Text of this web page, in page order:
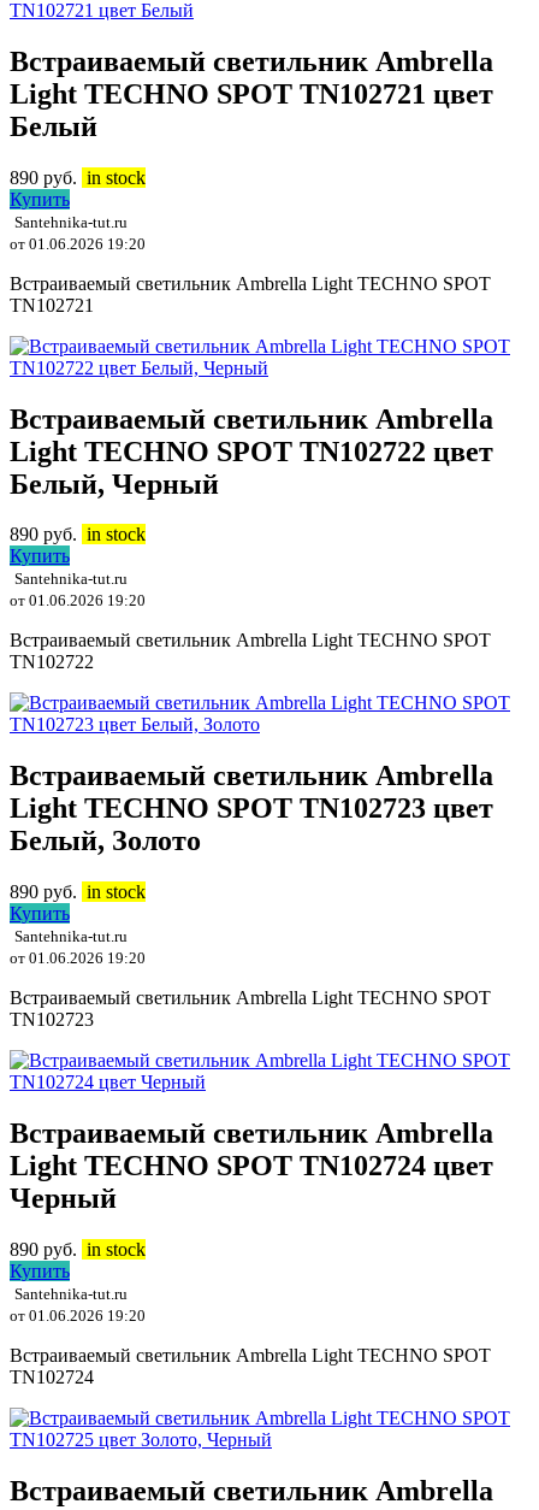
Встраиваемый светильник Ambrella
Light TECHNO SPOT TN102721 цвет
Белый
890 руб. in stock
Купить
Santehnika-tut.ru
от 01.06.2026 19:20
Встраиваемый светильник Ambrella Light TECHNO SPOT
TN102721
Встраиваемый светильник Ambrella
Light TECHNO SPOT TN102722 цвет
Белый, Черный
890 руб. in stock
Купить
Santehnika-tut.ru
от 01.06.2026 19:20
Встраиваемый светильник Ambrella Light TECHNO SPOT
TN102722
Встраиваемый светильник Ambrella
Light TECHNO SPOT TN102723 цвет
Белый, Золото
890 руб. in stock
Купить
Santehnika-tut.ru
от 01.06.2026 19:20
Встраиваемый светильник Ambrella Light TECHNO SPOT
TN102723
Встраиваемый светильник Ambrella
Light TECHNO SPOT TN102724 цвет
Черный
890 руб. in stock
Купить
Santehnika-tut.ru
от 01.06.2026 19:20
Встраиваемый светильник Ambrella Light TECHNO SPOT
TN102724
Встраиваемый светильник Ambrella